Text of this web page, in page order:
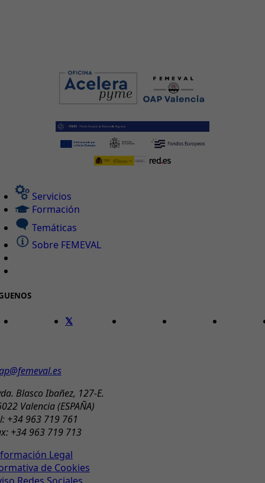
Servicios
Formación
Temáticas
Sobre FEMEVAL
Blasco Ibañez, 127-E.
Valencia (ESPAÑA)
+34 963 719 761
+34 963 719 713
Legal
de Cookies